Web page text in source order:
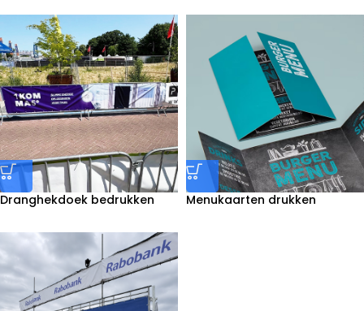
Dranghekdoek bedrukken Menukaarten drukken